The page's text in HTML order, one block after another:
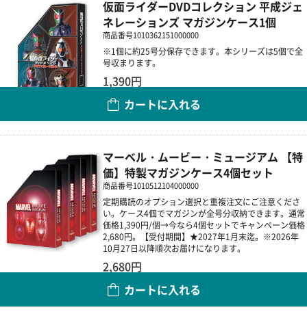
仮面ライダーDVDコレクション 平成ジェ
ネレーションズ マガジンケース1個
商品番号1010362151000000
※1個に約25号分保存できます。本シリーズは5個で全
号収まります。
1,390円
カートに入れる
マーベル・ムービー・ミュージアム 【特
価】特製マガジンケース4個セット
商品番号1010512104000000
定期購読のオプション選択と重複注文にご注意くださ
い。ケース4個でマガジンが全号分収納できます。通常
価格1,390円/個→今なら4個セットでキャンペーン価格
2,680円。【受付期間】★2027年1月末迄。※2026年
10月27日以降順次お届けになります。
2,680円
カートに入れる